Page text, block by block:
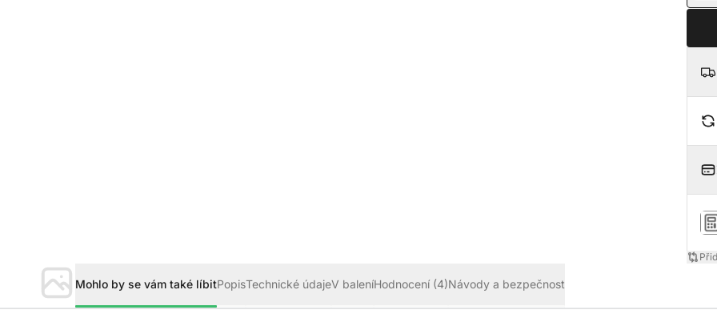
Mohlo by se vám také líbitPopisTechnické údajeV baleníHodnocení (4)Návody a bezpečnost